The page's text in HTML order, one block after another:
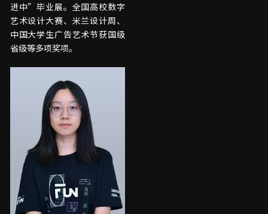
进中”毕业展。全国高校数字
艺术设计大赛、米兰设计周、
中国大学生广告艺术节获国级
省级等多项奖项。